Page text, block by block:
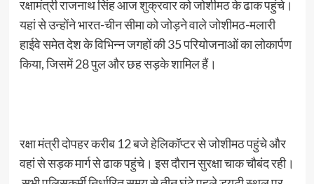
रक्षामंत्री राजनाथ सिंह आज शुक्रवार को जोशीमठ के ढाक पहुंचे।
यहां से उन्होंने भारत-चीन सीमा को जोड़ने वाले जोशीमठ-मलारी
हाईवे समेत देश के विभिन्न जगहों की 35 परियोजनाओं का लोकार्पण
किया, जिसमें 28 पुल और छह सड़के शामिल हैं।
रक्षा मंत्री दोपहर करीब 12 बजे हेलिकॉप्टर से जोशीमठ पहुंचे और
वहां से सड़क मार्ग से ढाक पहुंचे। इस दौरान सुरक्षा चाक चौबंद रही।